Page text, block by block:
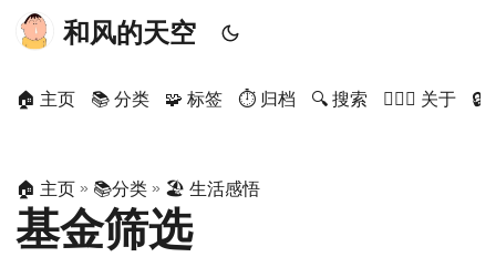
和风的天空
🏠 主页 📚 分类 🧩 标签 ⏱ 归档 🔍 搜索 🙋🏻‍♂️ 关于 🔒
🏠 主页 » 📚分类 » 🏖 生活感悟
基金筛选